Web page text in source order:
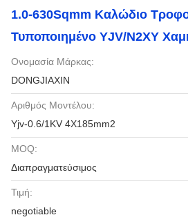
1.0-630Sqmm Καλώδιο
Τυποποιημένο YJV/N2XY
Ονομασία Μάρκας:
DONGJIAXIN
Αριθμός Μοντέλου:
Yjv-0.6/1KV 4X185mm2
MOQ:
Διαπραγματεύσιμος
Τιμή:
negotiable